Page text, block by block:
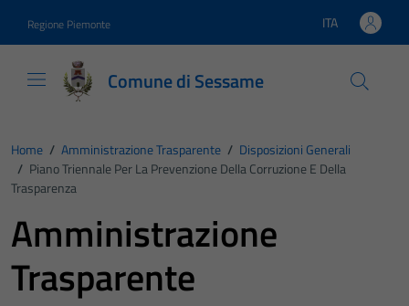
Regione Piemonte Lingua attiva:
ITA
Comune di Sessame
Home / Amministrazione Trasparente / Disposizioni Generali
/ Piano Triennale Per La Prevenzione Della Corruzione E Della
Trasparenza
Amministrazione
Trasparente